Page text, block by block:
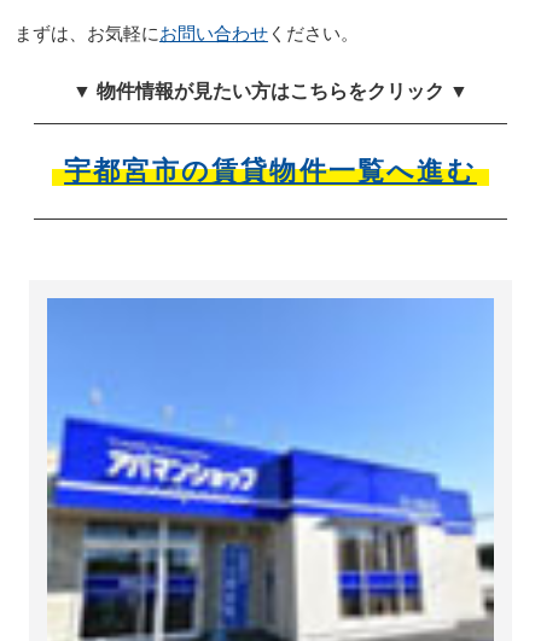
まずは、お気軽にお問い合わせください。
▼ 物件情報が見たい方はこちらをクリック ▼
宇都宮市の賃貸物件一覧へ進む